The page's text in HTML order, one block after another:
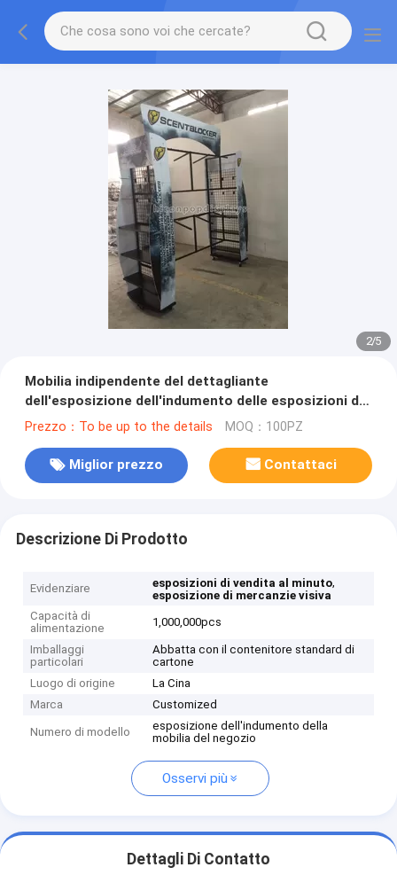
2/5
Mobilia indipendente del dettagliante
dell'esposizione dell'indumento delle esposizioni di
mercanzie di schiocco dell'abbigliamento
Prezzo：To be up to the details MOQ：100PZ
Miglior prezzo Contattaci
Descrizione Di Prodotto
Evidenziare esposizioni di vendita al minuto,
esposizione di mercanzie visiva
Capacità di
alimentazione
1,000,000pcs
Imballaggi
particolari
Abbatta con il contenitore standard di
cartone
Luogo di origine
La Cina
Marca
Customized
Numero di modello
esposizione dell'indumento della
mobilia del negozio
Osservi più
Dettagli Di Contatto